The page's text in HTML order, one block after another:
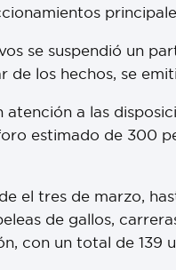
se suspendió un
de los hechos, se
atención a las
estimado de 300
el tres de marzo,
de gallos,
con un total de 139